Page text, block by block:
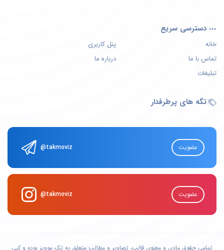
دسترسی سریع
خانه
پنل کاربری
تماس با ما
درباره ما
تبلیغات
تگه های پرطرفدار
@takmoviz عضویت
@takmoviz عضویت
تمامی حقوق مادی و معنوی قالب، تصاویر و مطالب متعلق به تک موویز بوده و کپی